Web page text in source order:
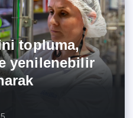
topluma,
yenilenebilir